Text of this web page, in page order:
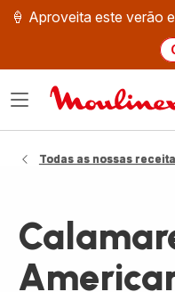
🍦 Aproveita este verão
Abrir
Todas as nossas